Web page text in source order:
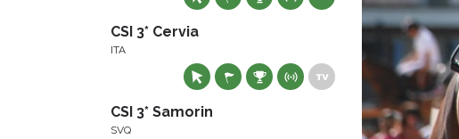
CSI 3* Cervia
ITA
CSI 3* Samorin
SVQ